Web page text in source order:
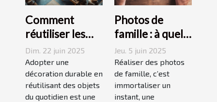
Comment
réutiliser les
objets du
quotidien pour
une décoration
durable
Dim. 22 juin 2025
Adopter une
décoration durable en
réutilisant des objets
du quotidien est une
Photos de
famille : à quel
photographe
confier cette
tâche à
Grenoble ?
Jeu. 5 juin 2025
Réaliser des photos
de famille, c’est
immortaliser un
instant, une